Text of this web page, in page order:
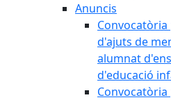
Anuncis
d'ajuts de
alumnat
d'educació